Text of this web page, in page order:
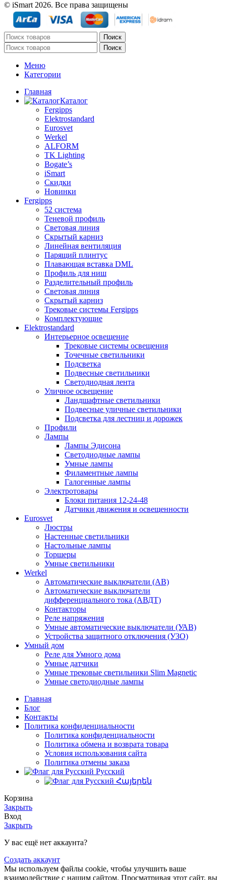
© iSmart 2026. Все права защищены
Поиск
Поиск
Меню
Категории
Главная
Каталог
Fergipps
Elektrostandard
Eurosvet
Werkel
ALFORM
TK Lighting
Bogate’s
iSmart
Скидки
Новинки
Fergipps
52 система
Теневой профиль
Световая линия
Скрытый карниз
Линейная вентиляция
Парящий плинтус
Плавающая вставка DML
Профиль для ниш
Разделительный профиль
Световая линия
Скрытый карниз
Трековые системы Fergipps
Комплектующие
Elektrostandard
Интерьерное освещение
Трековые системы освещения
Точечные светильники
Подсветка
Подвесные светильники
Светодиодная лента
Уличное освещение
Ландшафтные светильники
Подвесные уличные светильники
Подсветка для лестниц и дорожек
Профили
Лампы
Лампы Эдисона
Светодиодные лампы
Умные лампы
Филаментные лампы
Галогенные лампы
Электротовары
Блоки питания 12-24-48
Датчики движения и освещенности
Eurosvet
Люстры
Настенные светильники
Настольные лампы
Торшеры
Умные светильники
Werkel
Автоматические выключатели (АВ)
Автоматические выключатели
дифференциального тока (АВДТ)
Контакторы
Реле напряжения
Умные автоматические выключатели (УАВ)
Устройства защитного отключения (УЗО)
Умный дом
Реле для Умного дома
Умные датчики
Умные трековые светильники Slim Magnetic
Умные светодиодные лампы
Главная
Блог
Контакты
Политика конфиденциальности
Политика конфиденциальности
Политика обмена и возврата товара
Условия использования сайта
Политика отмены заказа
Русский
Հայերեն
Корзина
Закрыть
Вход
Закрыть
У вас ещё нет аккаунта?
Создать аккаунт
Мы используем файлы cookie, чтобы улучшить ваше
взаимодействие с нашим сайтом. Просматривая этот сайт, вы